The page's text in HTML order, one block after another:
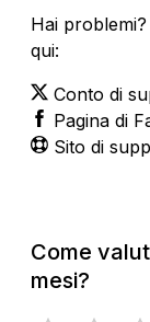
Hai
qui:
Conto di
Pagina di
Sito di
Come
mesi?